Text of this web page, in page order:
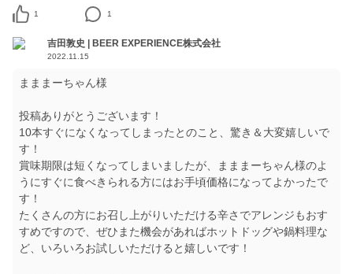
1 1
吉田敦史 | BEER EXPERIENCE株式会社
2022.11.15
まままーちゃん様
投稿ありがとうございます！
10本すぐになくなってしまったとのこと、驚き＆大変嬉しいで
す！
賞味期限は短くなってしまいましたが、まままーちゃん様のよ
うにすぐに食べきられる方にはお手頃価格になってよかったで
す！
たくさんの方にお召し上がりいただける辛さでアレンジもおす
すめですので、ぜひまた機会があればホットドッグや鍋料理な
ど、いろいろお試しいただけると嬉しいです！